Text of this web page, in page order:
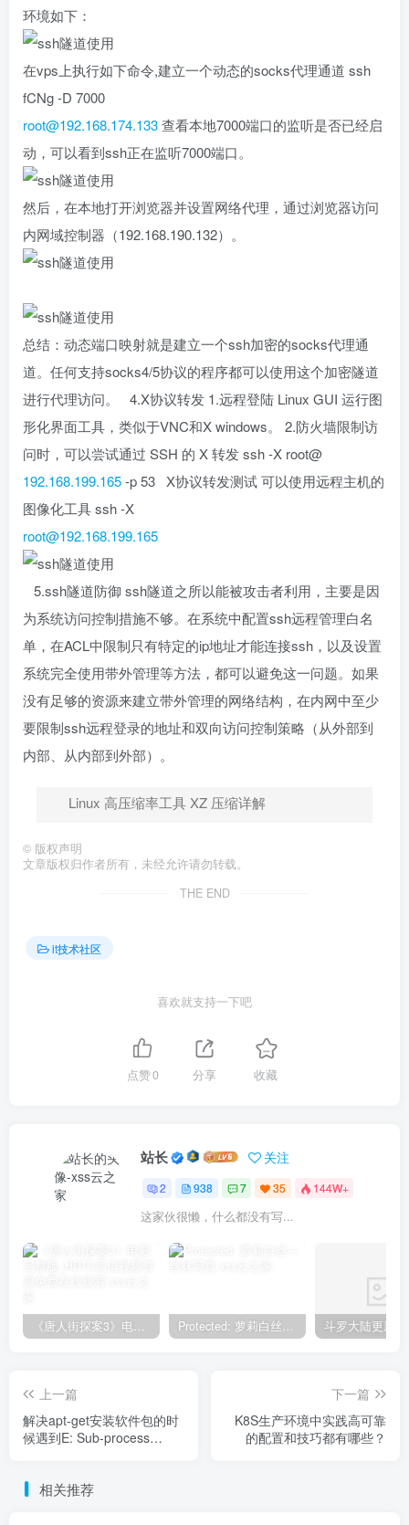
环境如下：
在vps上执行如下命令,建立一个动态的socks代理通道 ssh
fCNg -D 7000
root@192.168.174.133查看本地7000端口的监听是否已经启
动，可以看到ssh正在监听7000端口。
然后，在本地打开浏览器并设置网络代理，通过浏览器访问
内网域控制器（192.168.190.132）。
总结：动态端口映射就是建立一个ssh加密的socks代理通
道。任何支持socks4/5协议的程序都可以使用这个加密隧道
进行代理访问。 4.X协议转发 1.远程登陆 Linux GUI 运行图
形化界面工具，类似于VNC和X windows。 2.防火墙限制访
问时，可以尝试通过 SSH 的 X 转发 ssh -X root@
192.168.199.165-p 53 X协议转发测试 可以使用远程主机的
图像化工具 ssh -X
root@192.168.199.165
5.ssh隧道防御 ssh隧道之所以能被攻击者利用，主要是因
为系统访问控制措施不够。在系统中配置ssh远程管理白名
单，在ACL中限制只有特定的ip地址才能连接ssh，以及设置
系统完全使用带外管理等方法，都可以避免这一问题。如果
没有足够的资源来建立带外管理的网络结构，在内网中至少
要限制ssh远程登录的地址和双向访问控制策略（从外部到
内部、从内部到外部）。
Linux 高压缩率工具 XZ 压缩详解
© 版权声明
文章版权归作者所有，未经允许请勿转载。
THE END
it技术社区
喜欢就支持一下吧
点赞0 分享 收藏
站长 关注
2 938 7 35 144W+
这家伙很懒，什么都没有写...
《唐人街探案3》电影完整版_HDTC高清视频资源免费在线观看 Protected: 萝莉白丝—丝袜写真
上一篇
解决apt-get安装软件包的时
候遇到E: Sub-process
下一篇
K8S生产环境中实践高可靠
的配置和技巧都有哪些？
相关推荐